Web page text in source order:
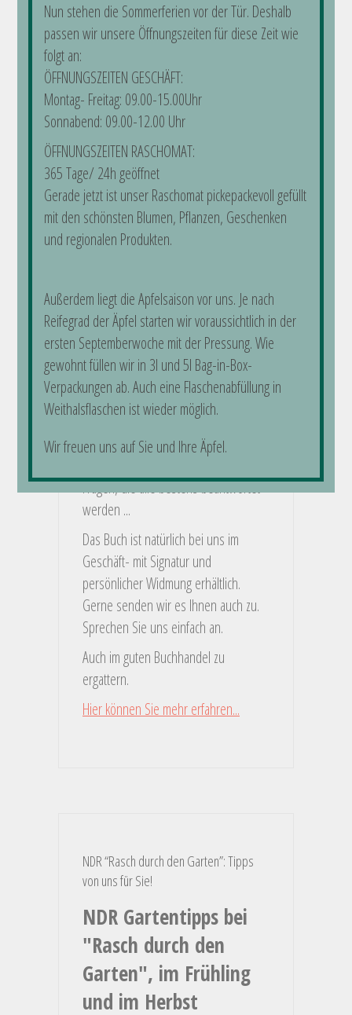
3! »Rasch durch den
sind sehr stolz!
Mit unseren Büchern sind wir immer
an Ihrer Seite und helfen bei den
verschiedensten Gartenthemen auf
die Sprünge: Was verändern, wenn
die Obstbäume keine Früchte tragen?
Welche Pflanzen sollte man im Herbst
schneiden? Wie gewinne ich aus
nächste Jahr? Wie baut man sinnvolle
Futterstationen für unsere Vögel?
Welche
Obst- und Gemüsesorten kann man
bereits im Februar auf der
Fensterbank vorziehen? Und warum ist
es gut, ruhig mal in den Garten zu
pinkeln?
Fragen, die alle bestens beantwortet
werden ...
Das Buch ist natürlich bei uns im
Geschäft- mit Signatur und
persönlicher Widmung erhältlich.
Gerne senden wir es Ihnen auch zu.
Sprechen Sie uns einfach an.
Auch im guten Buchhandel zu
ergattern.
Hier können Sie mehr erfahren...
NDR “Rasch durch den Garten”: Tipps
von uns für Sie!
NDR Gartentipps bei
"Rasch durch den
Garten", im Frühling
und im Herbst
Nun stehen die Sommerferien vor der Tür. Deshalb
passen wir unsere Öffnungszeiten für diese Zeit wie
folgt an:
ÖFFNUNGSZEITEN GESCHÄFT:
Montag- Freitag: 09.00-15.00Uhr
Sonnabend: 09.00-12.00 Uhr
ÖFFNUNGSZEITEN RASCHOMAT:
365 Tage/ 24h geöffnet
Gerade jetzt ist unser Raschomat pickepackevoll gefüllt
mit den schönsten Blumen, Pflanzen, Geschenken
und regionalen Produkten.
Außerdem liegt die Apfelsaison vor uns. Je nach
Reifegrad der Äpfel starten wir voraussichtlich in der
ersten Septemberwoche mit der Pressung. Wie
gewohnt füllen wir in 3l und 5l Bag-in-Box-
Verpackungen ab. Auch eine Flaschenabfüllung in
Weithalsflaschen ist wieder möglich.
Wir freuen uns auf Sie und Ihre Äpfel.